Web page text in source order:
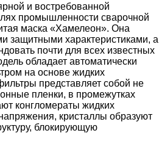
и востребованной
промышленности сварочной
маска «Хамелеон». Она
защитными характеристиками, а
почти для всех известных
обладает автоматически
на основе жидких
представляет собой не
пленки, в промежутках
конгломераты жидких
кристаллы образуют
блокирующую